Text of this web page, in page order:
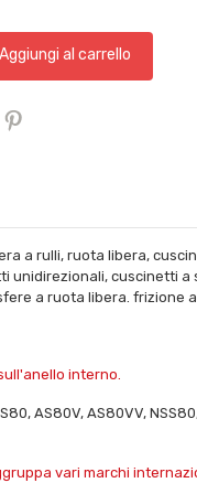
Aggiungi al carrello
a rulli, ruota libera,
unidirezionali, cuscinetti a
a ruota libera. frizione
interno.
AS80V, AS80VV,
vari marchi